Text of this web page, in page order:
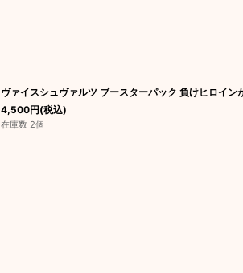
ヴァイスシュヴァルツ ブースターパック 負けヒロイ
4,500円(税込)
在庫数 2個